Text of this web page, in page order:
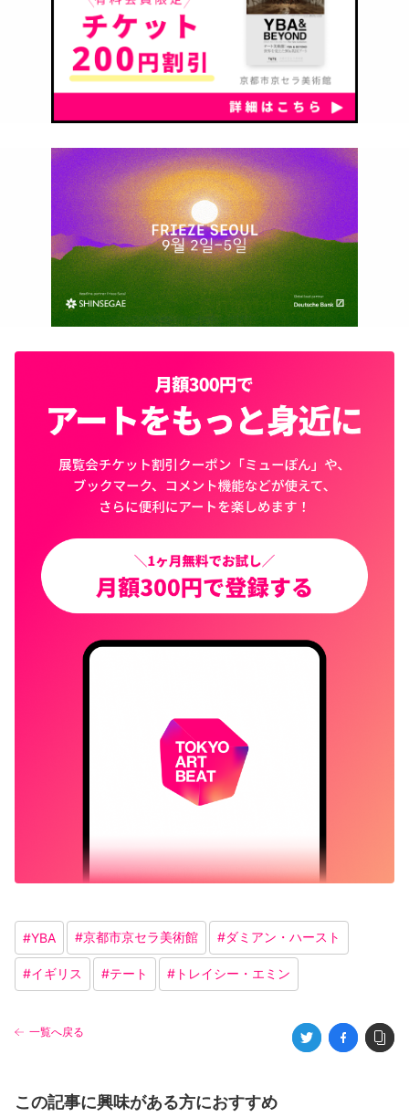
#YBA #京都市京セラ美術館 #ダミアン・ハースト
#イギリス #テート # トレイシー・エミン
一覧へ戻る
この記事に興味がある方におすすめ